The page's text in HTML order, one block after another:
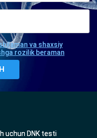
va shaxsiy
rozilik beraman
uchun DNK testi